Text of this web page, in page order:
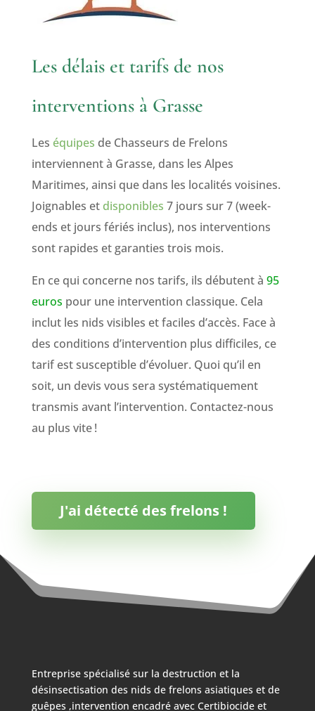
Les délais et tarifs de nos
interventions à Grasse
Les équipes de Chasseurs de Frelons
interviennent à Grasse, dans les Alpes
Maritimes, ainsi que dans les localités voisines.
Joignables et disponibles 7 jours sur 7 (week-
ends et jours fériés inclus), nos interventions
sont rapides et garanties trois mois.
En ce qui concerne nos tarifs, ils débutent à 95
euros pour une intervention classique. Cela
inclut les nids visibles et faciles d’accès. Face à
des conditions d’intervention plus difficiles, ce
tarif est susceptible d’évoluer. Quoi qu’il en
soit, un devis vous sera systématiquement
transmis avant l’intervention. Contactez-nous
au plus vite !
J'ai détecté des frelons !
Entreprise spécialisé sur la destruction et la
désinsectisation des nids de frelons asiatiques et de
guêpes ,intervention encadré avec Certibiocide et